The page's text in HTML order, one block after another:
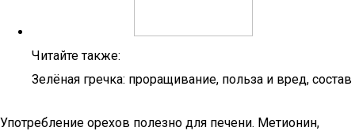
Читайте также:
Зелёная гречка: проращивание, польза и вред, состав
Употребление орехов полезно для печени. Метионин,